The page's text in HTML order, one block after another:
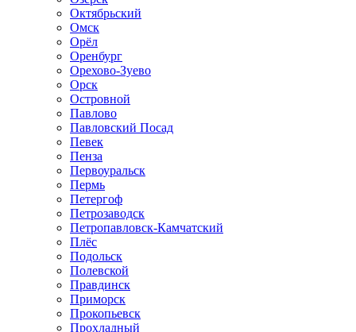
Октябрьский
Омск
Орёл
Оренбург
Орехово-Зуево
Орск
Островной
Павлово
Павловский Посад
Певек
Пенза
Первоуральск
Пермь
Петергоф
Петрозаводск
Петропавловск-Камчатский
Плёс
Подольск
Полевской
Правдинск
Приморск
Прокопьевск
Прохладный